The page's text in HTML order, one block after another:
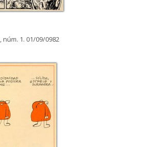
, núm. 1. 01/09/0982